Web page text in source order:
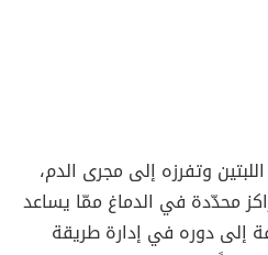
وتفرزه إلى مجرى الدم،
محدّدة في الدماغ ممّا يساعد
إلى دوره في إدارة طريقة